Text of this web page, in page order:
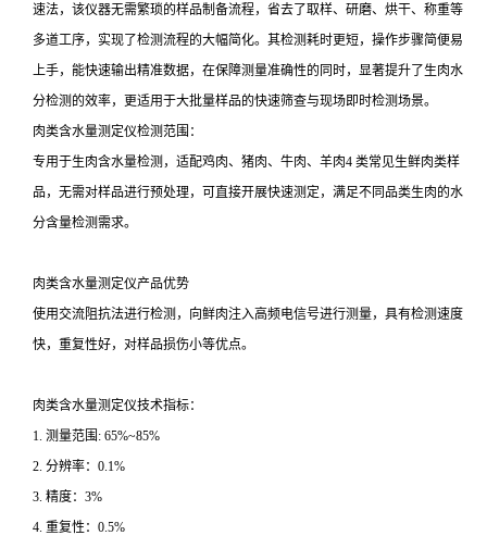
速法，该仪器无需繁琐的样品制备流程，省去了取样、研磨、烘干、称重等
多道工序，实现了检测流程的大幅简化。其检测耗时更短，操作步骤简便易
上手，能快速输出精准数据，在保障测量准确性的同时，显著提升了生肉水
分检测的效率，更适用于大批量样品的快速筛查与现场即时检测场景。
肉类含水量测定仪检测范围：
专用于生肉含水量检测，适配鸡肉、猪肉、牛肉、羊肉4 类常见生鲜肉类样
品，无需对样品进行预处理，可直接开展快速测定，满足不同品类生肉的水
分含量检测需求。
肉类含水量测定仪产品优势
使用交流阻抗法进行检测，向鲜肉注入高频电信号进行测量，具有检测速度
快，重复性好，对样品损伤小等优点。
肉类含水量测定仪技术指标：
1. 测量范围: 65%~85%
2. 分辨率：0.1%
3. 精度：3%
4. 重复性：0.5%